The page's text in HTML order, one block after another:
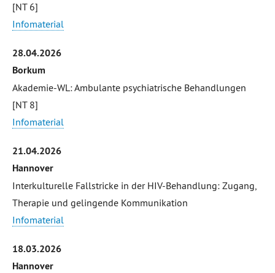
[NT 6]
Infomaterial
28.04.2026
Borkum
Akademie-WL: Ambulante psychiatrische Behandlungen
[NT 8]
Infomaterial
21.04.2026
Hannover
Interkulturelle Fallstricke in der HIV-Behandlung: Zugang,
Therapie und gelingende Kommunikation
Infomaterial
18.03.2026
Hannover